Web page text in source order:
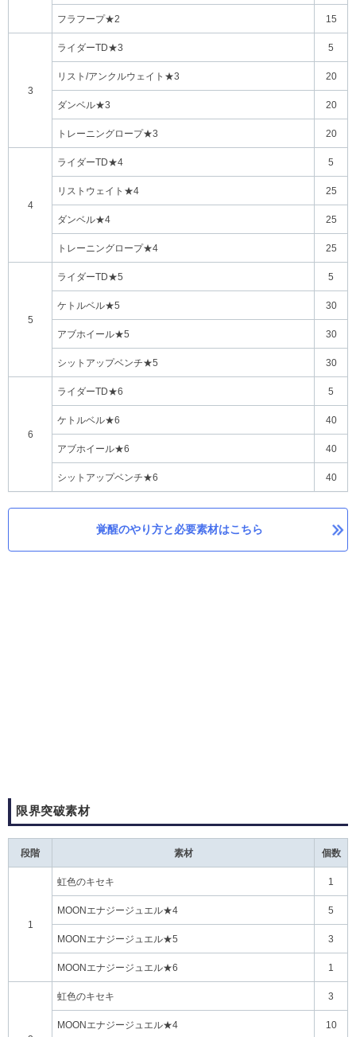
フラフープ★2 15
3
ライダーTD★3 5
リスト/アンクルウェイト★3 20
ダンベル★3 20
トレーニングロープ★3 20
4
ライダーTD★4 5
リストウェイト★4 25
ダンベル★4 25
トレーニングロープ★4 25
5
ライダーTD★5 5
ケトルベル★5 30
アブホイール★5 30
シットアップベンチ★5 30
6
ライダーTD★6 5
ケトルベル★6 40
アブホイール★6 40
シットアップベンチ★6 40
覚醒のやり方と必要素材はこちら
限界突破素材
段階 素材 個数
1
虹色のキセキ 1
MOONエナジージュエル★4 5
MOONエナジージュエル★5 3
MOONエナジージュエル★6 1
虹色のキセキ 3
MOONエナジージュエル★4 10